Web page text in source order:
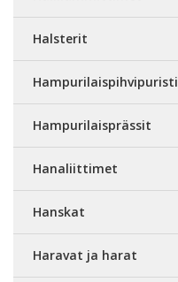
Halsterit
Hampurilaisprässit
Hanaliittimet
Hanskat
Haravat ja harat